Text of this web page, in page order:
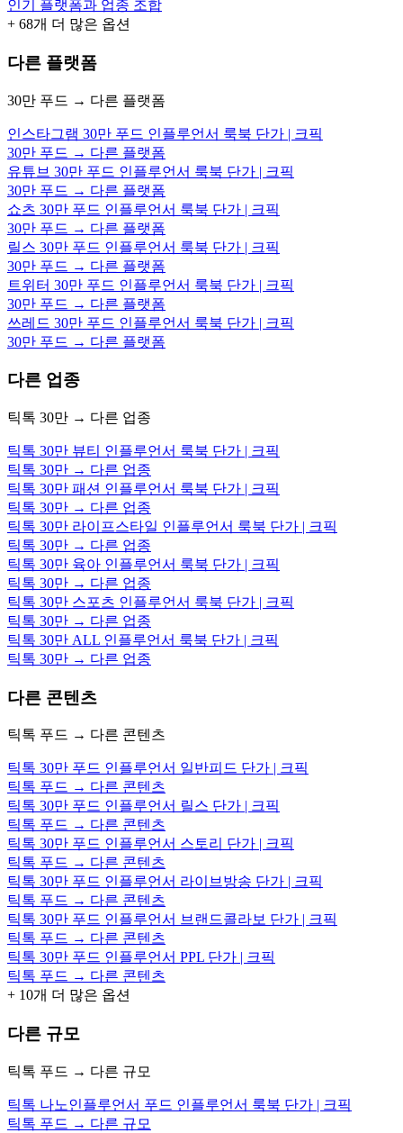
인기 플랫폼과 업종 조합
+ 68개 더 많은 옵션
다른 플랫폼
30만 푸드 → 다른 플랫폼
인스타그램 30만 푸드 인플루언서 룩북 단가 | 크픽
30만 푸드 → 다른 플랫폼
유튜브 30만 푸드 인플루언서 룩북 단가 | 크픽
30만 푸드 → 다른 플랫폼
쇼츠 30만 푸드 인플루언서 룩북 단가 | 크픽
30만 푸드 → 다른 플랫폼
릴스 30만 푸드 인플루언서 룩북 단가 | 크픽
30만 푸드 → 다른 플랫폼
트위터 30만 푸드 인플루언서 룩북 단가 | 크픽
30만 푸드 → 다른 플랫폼
쓰레드 30만 푸드 인플루언서 룩북 단가 | 크픽
30만 푸드 → 다른 플랫폼
다른 업종
틱톡 30만 → 다른 업종
틱톡 30만 뷰티 인플루언서 룩북 단가 | 크픽
틱톡 30만 → 다른 업종
틱톡 30만 패션 인플루언서 룩북 단가 | 크픽
틱톡 30만 → 다른 업종
틱톡 30만 라이프스타일 인플루언서 룩북 단가 | 크픽
틱톡 30만 → 다른 업종
틱톡 30만 육아 인플루언서 룩북 단가 | 크픽
틱톡 30만 → 다른 업종
틱톡 30만 스포츠 인플루언서 룩북 단가 | 크픽
틱톡 30만 → 다른 업종
틱톡 30만 ALL 인플루언서 룩북 단가 | 크픽
틱톡 30만 → 다른 업종
다른 콘텐츠
틱톡 푸드 → 다른 콘텐츠
틱톡 30만 푸드 인플루언서 일반피드 단가 | 크픽
틱톡 푸드 → 다른 콘텐츠
틱톡 30만 푸드 인플루언서 릴스 단가 | 크픽
틱톡 푸드 → 다른 콘텐츠
틱톡 30만 푸드 인플루언서 스토리 단가 | 크픽
틱톡 푸드 → 다른 콘텐츠
틱톡 30만 푸드 인플루언서 라이브방송 단가 | 크픽
틱톡 푸드 → 다른 콘텐츠
틱톡 30만 푸드 인플루언서 브랜드콜라보 단가 | 크픽
틱톡 푸드 → 다른 콘텐츠
틱톡 30만 푸드 인플루언서 PPL 단가 | 크픽
틱톡 푸드 → 다른 콘텐츠
+ 10개 더 많은 옵션
다른 규모
틱톡 푸드 → 다른 규모
틱톡 나노인플루언서 푸드 인플루언서 룩북 단가 | 크픽
틱톡 푸드 → 다른 규모